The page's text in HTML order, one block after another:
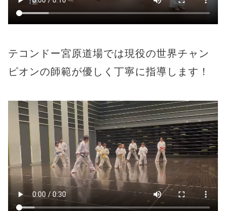
テコンドー宮原道場では現役の世界チャン
ピオンの師範が優しく丁寧に指導します！